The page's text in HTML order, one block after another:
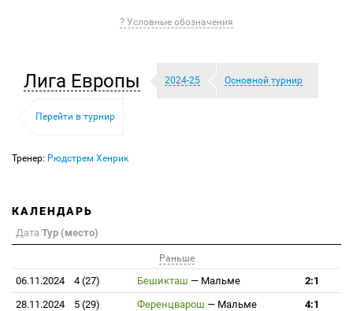
? Условные обозначения
Лига Европы 2024-25 Основной турнир
Перейти в турнир
Тренер: Рюдстрем Хенрик
КАЛЕНДАРЬ
Дата Тур (место)
Раньше
06.11.2024 4 (27) Бешикташ — Мальме
2:1
28.11.2024
5 (29) Ференцварош — Мальме
4:1